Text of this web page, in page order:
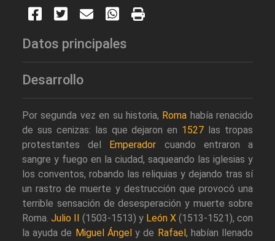
Datos principales
Desarrollo
Por segunda vez en su historia, Roma había renacido
de sus cenizas: las que dejaron en 1527 las tropas
protestantes del
Emperador cuando entraron a
sangre y fuego en la ciudad, saqueando las iglesias y
los conventos, robando las reliquias y dejando tras sí
un rastro de muerte y destrucción que provocó una
terrible sensación de desesperación y muerte sobre
Roma. Julio II (1503-1513) y León X (1513-1521), con
la ayuda de Miguel Ángel y de Rafael , habían llenado